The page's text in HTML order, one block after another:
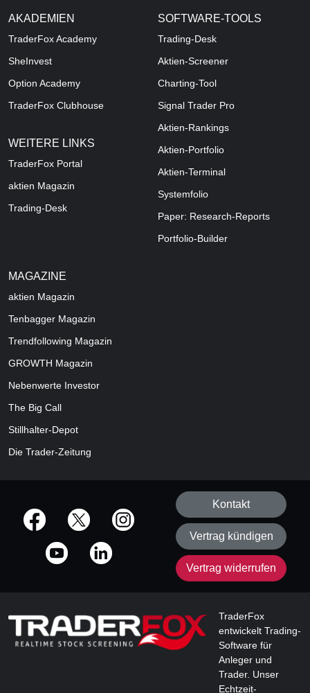
AKADEMIEN
TraderFox Academy
SheInvest
Option Academy
TraderFox Clubhouse
WEITERE LINKS
TraderFox Portal
aktien Magazin
Trading-Desk
SOFTWARE-TOOLS
Trading-Desk
Aktien-Screener
Charting-Tool
Signal Trader Pro
Aktien-Rankings
Aktien-Portfolio
Aktien-Terminal
Systemfolio
Paper: Research-Reports
Portfolio-Builder
MAGAZINE
aktien Magazin
Tenbagger Magazin
Trendfollowing Magazin
GROWTH Magazin
Nebenwerte Investor
The Big Call
Stillhalter-Depot
Die Trader-Zeitung
offizielle Social Media-Accounts
Kontakt
Vertrag kündigen
Vertrag widerrufen
TraderFox
entwickelt Trading-
Software für
Anleger und
Trader. Unser
Echtzeit-